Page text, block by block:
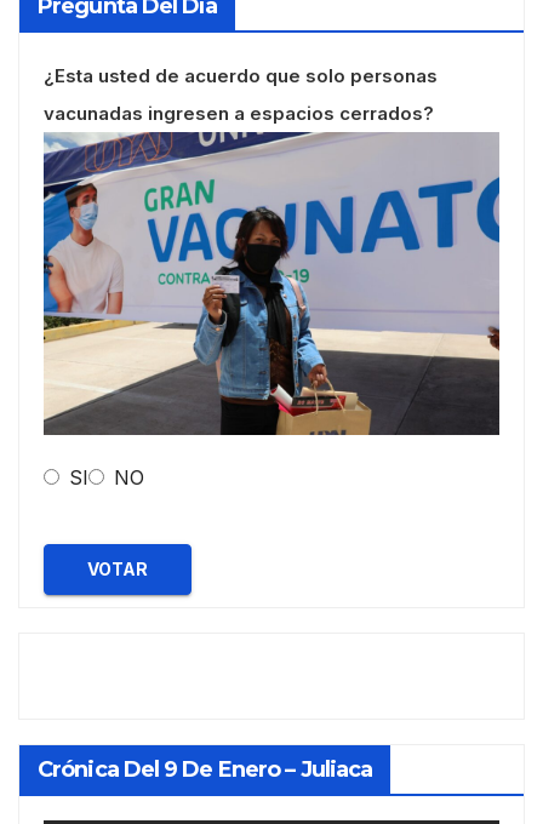
Pregunta Del Día
¿Esta usted de acuerdo que solo personas
vacunadas ingresen a espacios cerrados?
SI NO
VOTAR
Crónica Del 9 De Enero – Juliaca